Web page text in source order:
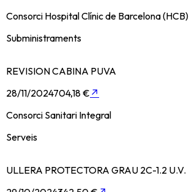
Consorci Hospital Clínic de Barcelona (HCB)
Subministraments
REVISION CABINA PUVA
28/11/2024704,18 € ↗
Consorci Sanitari Integral
Serveis
ULLERA PROTECTORA GRAU 2C-1.2 U.V.